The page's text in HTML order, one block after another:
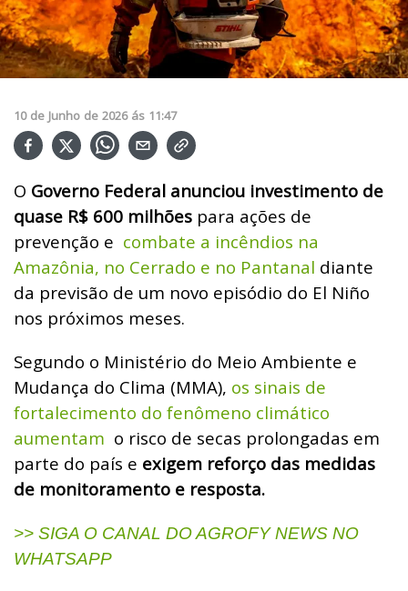
10 de Junho de 2026 ás 11:47
O Governo Federal anunciou investimento de
quase R$ 600 milhões para ações de
prevenção e combate a incêndios na
Amazônia, no Cerrado e no Pantanal diante
da previsão de um novo episódio do El Niño
nos próximos meses.
Segundo o Ministério do Meio Ambiente e
Mudança do Clima (MMA), os sinais de
fortalecimento do fenômeno climático
aumentam o risco de secas prolongadas em
parte do país e exigem reforço das medidas
de monitoramento e resposta.
>> SIGA O CANAL DO AGROFY NEWS NO
WHATSAPP